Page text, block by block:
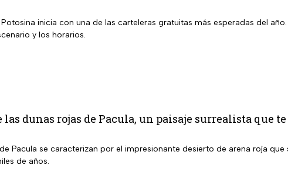
Potosina inicia con una de las carteleras gratuitas más esperadas del
y los horarios.
las dunas rojas de Pacula, un paisaje surrealista que
Pacula se caracterizan por el impresionante desierto de arena roja
de años.